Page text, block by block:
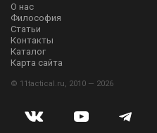
О нас
Философия
Статьи
Контакты
Каталог
Карта сайта
© 11tactical.ru, 2010 — 2026